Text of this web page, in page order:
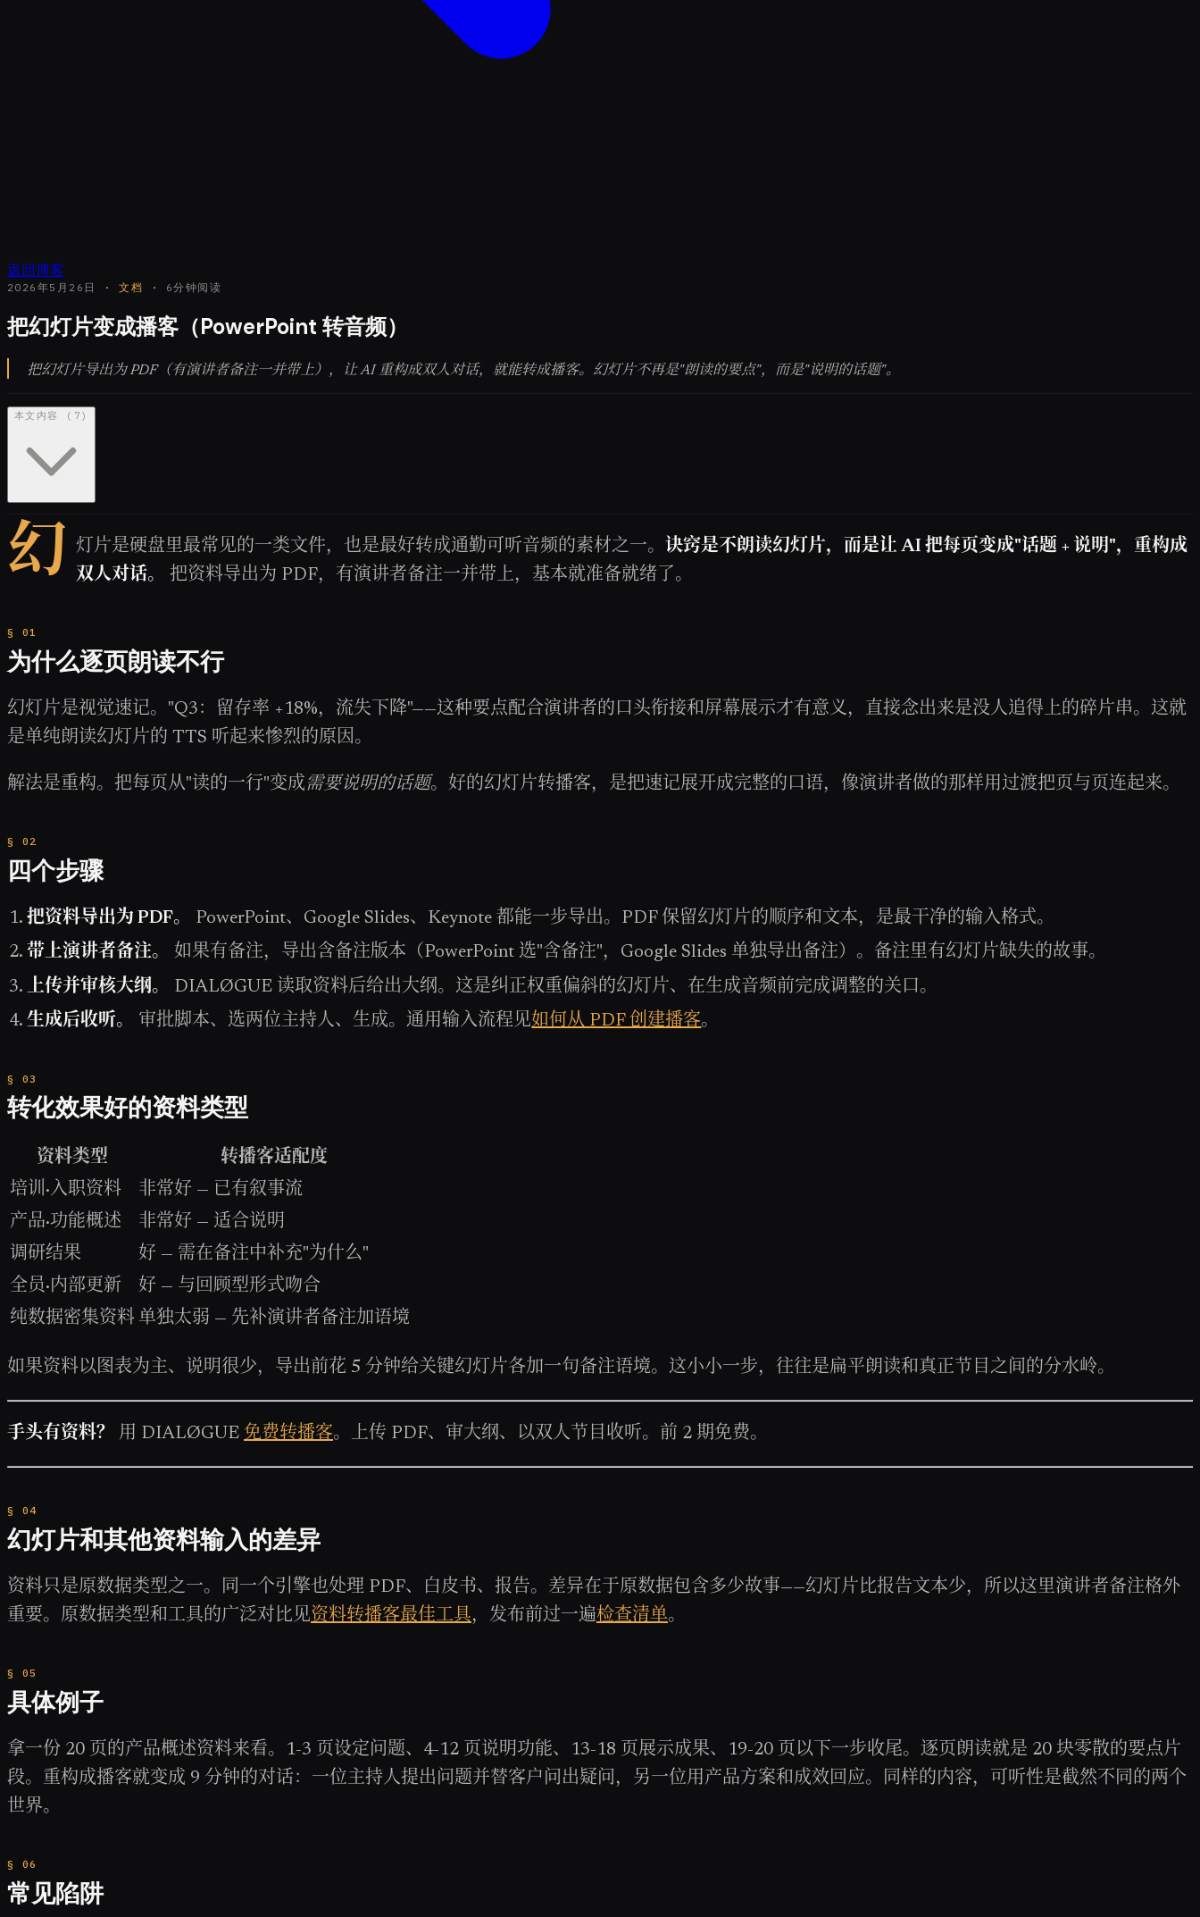
返回博客
2026年5月26日 ·文档 · 6分钟阅读
把幻灯片变成播客（PowerPoint 转音频）
把幻灯片导出为 PDF（有演讲者备注一并带上），让 AI 重构成双人对话，就能转成播客。幻灯片不再是"朗读的要点"，而是"说明的话题"。
本文内容 ( 7 )
幻 灯片是硬盘里最常见的一类文件，也是最好转成通勤可听音频的素材之一。 诀窍是不朗读幻灯片，而是让 AI 把每页变成"话题 + 说明"，重构成
双人对话。
把资料导出为 PDF，有演讲者备注一并带上，基本就准备就绪了。
为什么逐页朗读不行
幻灯片是视觉速记。"Q3：留存率 +18%，流失下降"——这种要点配合演讲者的口头衔接和屏幕展示才有意义，直接念出来是没人追得上的碎片串。这就
是单纯朗读幻灯片的 TTS 听起来惨烈的原因。
解法是重构。把每页从"读的一行"变成 需要说明的话题。好的幻灯片转播客，是把速记展开成完整的口语，像演讲者做的那样用过渡把页与页连起来。
四个步骤
把资料导出为 PDF。
PowerPoint、Google Slides、Keynote 都能一步导出。PDF 保留幻灯片的顺序和文本，是最干净的输入格式。
带上演讲者备注。
如果有备注，导出含备注版本（PowerPoint 选"含备注"，Google Slides 单独导出备注）。备注里有幻灯片缺失的故事。
上传并审核大纲。
DIALØGUE 读取资料后给出大纲。这是纠正权重偏斜的幻灯片、在生成音频前完成调整的关口。
生成后收听。
审批脚本、选两位主持人、生成。通用输入流程见如何从 PDF 创建播客。
转化效果好的资料类型
资料类型
转播客适配度
培训·入职资料
非常好 — 已有叙事流
产品·功能概述
非常好 — 适合说明
调研结果
好 — 需在备注中补充"为什么"
全员·内部更新
好 — 与回顾型形式吻合
纯数据密集资料 单独太弱 — 先补演讲者备注加语境
如果资料以图表为主、说明很少，导出前花 5 分钟给关键幻灯片各加一句备注语境。这小小一步，往往是扁平朗读和真正节目之间的分水岭。
手头有资料？ 用 DIALØGUE 免费转播客。上传 PDF、审大纲、以双人节目收听。前 2 期免费。
幻灯片和其他资料输入的差异
资料只是原数据类型之一。同一个引擎也处理 PDF、白皮书、报告。差异在于原数据包含多少故事——幻灯片比报告文本少，所以这里演讲者备注格外
重要。原数据类型和工具的广泛对比见资料转播客最佳工具，发布前过一遍检查清单。
具体例子
拿一份 20 页的产品概述资料来看。1-3 页设定问题、4-12 页说明功能、13-18 页展示成果、19-20 页以下一步收尾。逐页朗读就是 20 块零散的要点片
段。重构成播客就变成 9 分钟的对话：一位主持人提出问题并替客户问出疑问，另一位用产品方案和成效回应。同样的内容，可听性是截然不同的两个
世界。
常见陷阱